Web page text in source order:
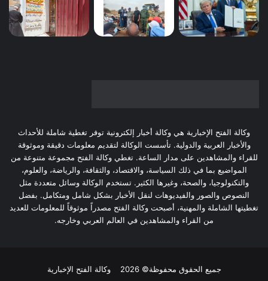
وكالة الفتح الإخبارية هي وكالة أخبار إلكترونية توفر تغطية شاملة للأحداث
والأخبار العربية والدولية. تأسست الوكالة لتقديم معلومات دقيقة وموثوقة
للقراء والمشاهدين على مدار الساعة. تغطي وكالة الفتح مجموعة متنوعة من
المواضيع بما في ذلك السياسة، والاقتصاد، والثقافة، والرياضة، والعلوم،
والتكنولوجيا، والصحة، وغيرها الكثير. تستخدم الوكالة وسائل متعددة مثل
النصوص والصور والفيديوهات لنقل الأخبار بشكل شامل ومتكامل. بفضل
تغطيتها الشاملة والمهنية، أصبحت وكالة الفتح مصدراً موثوقاً للمعلومات للعديد
من القراء والمشاهدين في العالم العربي وخارجه.
جميع الحقوق محفوظة© 2026 وكالة الفتح الإخبارية